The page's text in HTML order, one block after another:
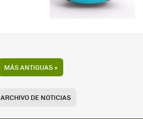
MÁS ANTIGUAS»
ARCHIVO DE NOTICIAS